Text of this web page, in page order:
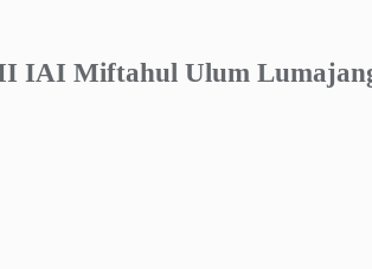
IAI Miftahul Ulum